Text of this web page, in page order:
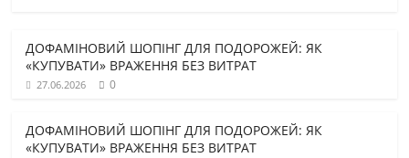
ДОФАМІНОВИЙ ШОПІНГ ДЛЯ ПОДОРОЖЕЙ: ЯК
«КУПУВАТИ» ВРАЖЕННЯ БЕЗ ВИТРАТ
27.06.2026 0
ДОФАМІНОВИЙ ШОПІНГ ДЛЯ ПОДОРОЖЕЙ: ЯК
«КУПУВАТИ» ВРАЖЕННЯ БЕЗ ВИТРАТ